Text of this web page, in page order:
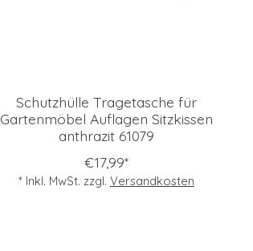
Schutzhülle Tragetasche für
Gartenmöbel Auflagen Sitzkissen
anthrazit 61079
€17,99*
* Inkl. MwSt. zzgl. Versandkosten